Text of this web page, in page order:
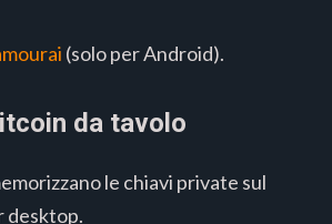
(solo per Android).
da tavolo
le chiavi private sul
desktop.